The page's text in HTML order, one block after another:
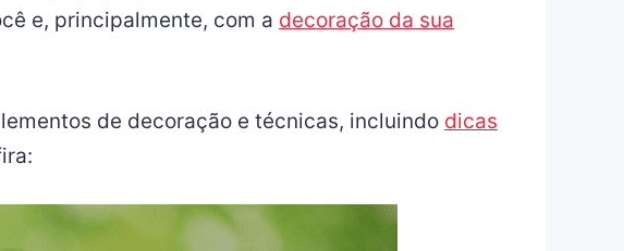
e, principalmente, com a decoração da sua
de decoração e técnicas, incluindo dicas